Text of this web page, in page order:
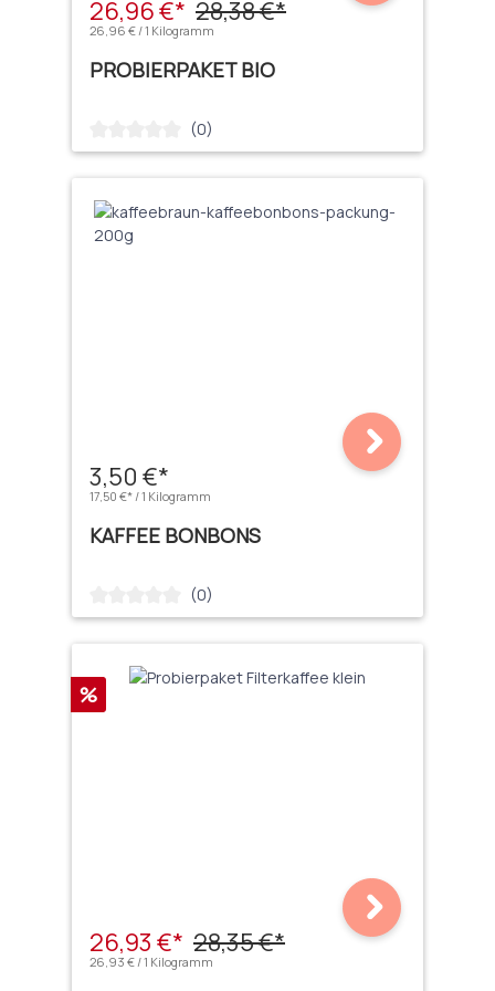
26,96 €* 28,38 €*
26,96 € / 1 Kilogramm
PROBIERPAKET BIO
Durchschnittliche Bewertung von 0 von 5 Sternen
(0)
3,50 €*
17,50 €* / 1 Kilogramm
KAFFEE BONBONS
Durchschnittliche Bewertung von 0 von 5 Sternen
(0)
Rabatt
%
26,93 €* 28,35 €*
26,93 € / 1 Kilogramm